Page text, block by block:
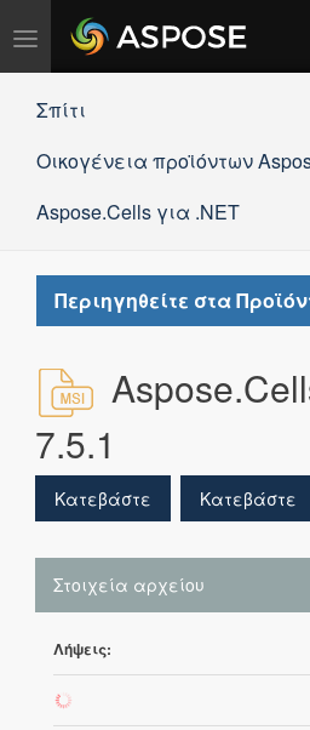
Εναλλαγή
πλοήγησης
Σπίτι
Οικογένεια προϊόντων
Aspose.Cells για .NET
Περιηγηθείτε στα
7.5.1
Κατεβάστε Κατεβάστε
Στοιχεία αρχείου
Λήψεις:
771